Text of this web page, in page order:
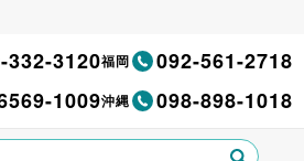
332-3120福岡 092-561-2718
1009沖縄 098-898-1018